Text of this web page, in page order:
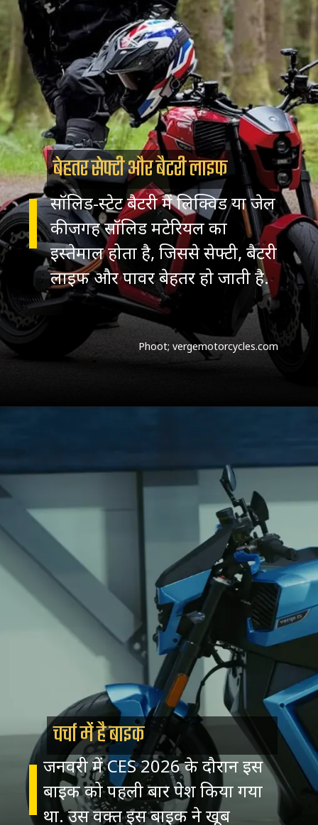
बेहतर सेफ्टी और बैटरी लाइफ
सॉलिड-स्टेट बैटरी में लिक्विड या जेल
की जगह सॉलिड मटेरियल का
इस्तेमाल होता है, जिससे सेफ्टी, बैटरी
लाइफ और पावर बेहतर हो जाती है.
Phoot; vergemotorcycles.com
चर्चा में है बाइक
जनवरी में CES 2026 के दौरान इस
बाइक को पहली बार पेश किया गया
था. उस वक्त इस बाइक ने खूब